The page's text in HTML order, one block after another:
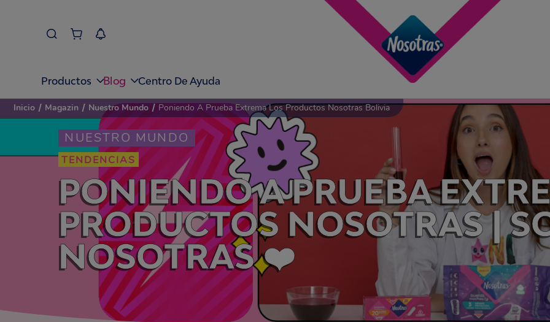
Productos Blog Centro De Ayuda
NUESTRO MUNDO
TENDENCIAS
PONIENDO A PRUEBA
PRODUCTOS NOSOTRAS |
NOSOTRAS ❤️
Inicio / Magazin / Nuestro Mundo / Poniendo A Prueba Extrema Los Productos Nosotras Bolivia